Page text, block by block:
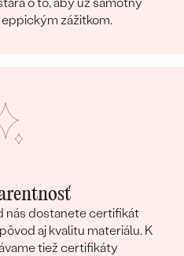
zážitkom.
nás dostanete certifikát
aj kvalitu materiálu. K
tiež certifikáty